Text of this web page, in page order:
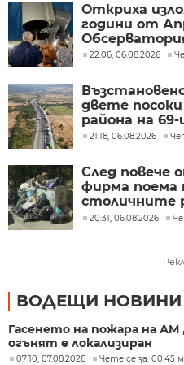
Откриха
години от
22:06, 06.08.2026
двете
района на
21:18, 06.08.2026
След повече
фирма поема
столичните
"Подуяне" и
20:31, 06.08.2026
ВОДЕЩИ НОВИНИ
Гасенето на пожара на АМ
огънят е локализиран
07:10, 07.08.2026 Чете се за: 00:45